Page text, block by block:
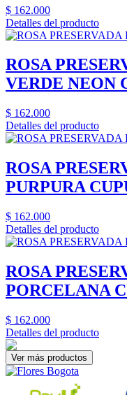
$ 162.000
Detalles del producto
ROSA
VERDE NEON
$ 162.000
Detalles del producto
ROSA
PURPURA
$ 162.000
Detalles del producto
ROSA
PORCELANA
$ 162.000
Detalles del producto